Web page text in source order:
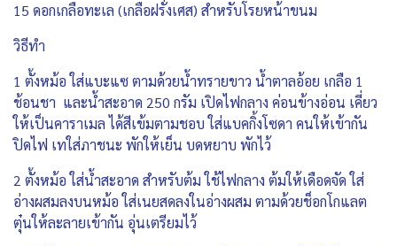
15 ดอกเกลือทะเล (เกลือฝรั่งเศส) สำหรับโรยหน้าขนม
วิธีทำ
1 ตั้งหม้อ ใส่แบะแซ ตามด้วยน้ำทรายขาว น้ำตาลอ้อย เกลือ 1
ช้อนชา และน้ำสะอาด 250 กรัม เปิดไฟกลาง ค่อนข้างอ่อน เคี่ยว
ให้เป็นคาราเมล ได้สีเข้มตามชอบ ใส่แบคกิ้งโซดา คนให้เข้ากัน
ปิดไฟ เทใส่ภาชนะ พักให้เย็น บดหยาบ พักไว้
2 ตั้งหม้อ ใส่น้ำสะอาด สำหรับต้ม ใช้ไฟกลาง ต้มให้เดือดจัด ใส่
อ่างผสมลงบนหม้อ ใส่เนยสดลงในอ่างผสม ตามด้วยช็อกโกแลต
ตุ๋นให้ละลายเข้ากัน อุ่นเตรียมไว้